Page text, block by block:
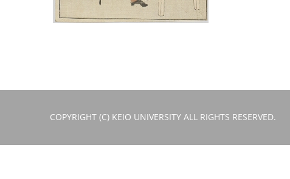
COPYRIGHT (C) KEIO UNIVERSITY ALL RIGHTS RESERVED.